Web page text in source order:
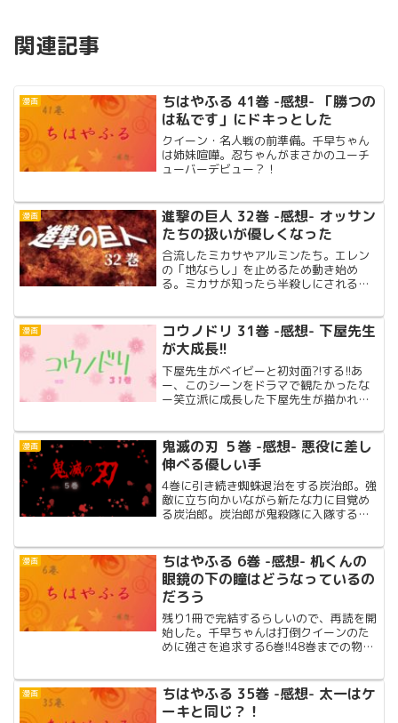
関連記事
漫画
ちはやふる 41巻 -感想- 「勝つの
は私です」にドキっとした
クイーン・名人戦の前準備。千早ちゃん
は姉妹喧嘩。忍ちゃんがまさかのユーチ
ューバーデビュー？！
漫画
進撃の巨人 32巻 -感想- オッサン
たちの扱いが優しくなった
合流したミカサやアルミンたち。エレン
の「地ならし」を止めるため動き始め
る。ミカサが知ったら半殺しにされるん
漫画
コウノドリ 31巻 -感想- 下屋先生
が大成長!!
下屋先生がベイビーと初対面?!する!!あ
ー、このシーンをドラマで観たかったな
ー笑立派に成長した下屋先生が描かれ
漫画
鬼滅の刃 ５巻 -感想- 悪役に差し
伸べる優しい手
4巻に引き続き蜘蛛退治をする炭治郎。強
敵に立ち向かいながら新たな力に目覚め
る炭治郎。炭治郎が鬼殺隊に入隊するキ
漫画
ちはやふる 6巻 -感想- 机くんの
眼鏡の下の瞳はどうなっているの
だろう
残り1冊で完結するらしいので、再読を開
始した。千早ちゃんは打倒クイーンのた
めに強さを追求する6巻!!48巻までの物語
漫画
ちはやふる 35巻 -感想- 太一はケ
ーキと同じ？！